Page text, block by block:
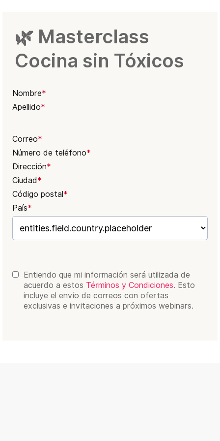
🌿 Masterclass
Cocina sin Tóxicos
Nombre*
Apellido*
Correo*
Número de teléfono*
Dirección*
Ciudad*
Código postal*
País*
Entiendo que mi información será utilizada de
acuerdo a estos Términos y Condiciones. Esto
incluye el envío de correos con ofertas
exclusivas e invitaciones a próximos webinars.